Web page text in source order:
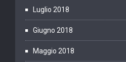
Luglio 2018
Giugno 2018
Maggio 2018